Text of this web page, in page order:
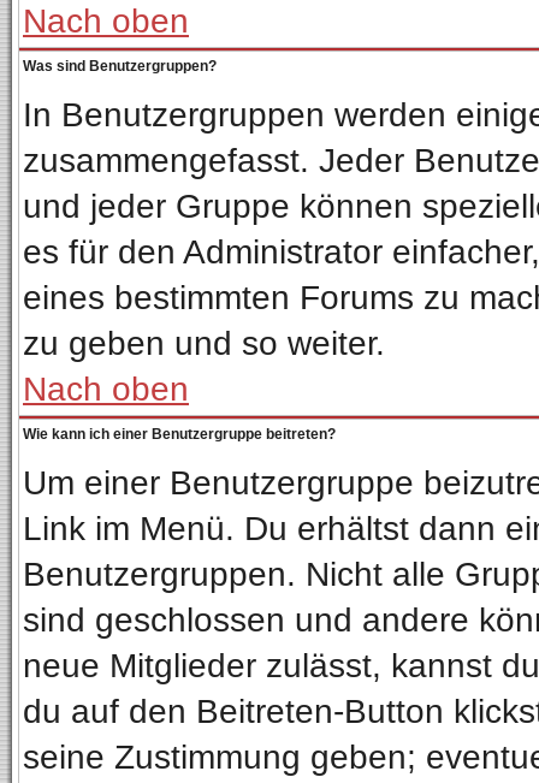
Nach oben
Was sind Benutzergruppen?
In Benutzergruppen werden
zusammengefasst. Jeder
und jeder Gruppe können
es für den Administrator
eines bestimmten Forums zu
zu geben und so weiter.
Nach oben
Wie kann ich einer Benutzergruppe beitreten?
Um einer Benutzergruppe
Link im Menü. Du erhältst dann
Benutzergruppen. Nicht alle
sind geschlossen und andere
neue Mitglieder zulässt, kannst
du auf den Beitreten-Button
seine Zustimmung geben;